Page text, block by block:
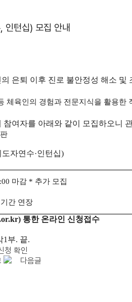
인턴십) 모집 안내
은퇴 이후 진로 불안정성 해소
체육인의 경험과 전문지식을 활용한
여자를 아래와 같이 모집하오니
도자연수·인턴십)
마감 * 추가 모집
기간 연장
통한 온라인 신청접수
1부. 끝.
청 확인
다음글